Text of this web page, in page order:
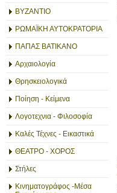
ΒΥΖΑΝΤΙΟ
ΡΩΜΑΪΚΗ ΑΥΤΟΚΡΑΤΟΡΙΑ
ΠΑΠΑΣ ΒΑΤΙΚΑΝΟ
Αρχαιολογία
Θρησκειολογικά
Ποίηση - Κείμενα
Λογοτεχνια - Φιλοσοφία
Καλές Τέχνες - Εικαστικά
ΘΕΑΤΡΟ - ΧΟΡΟΣ
Στήλες
Κινηματογράφος -Μέσα